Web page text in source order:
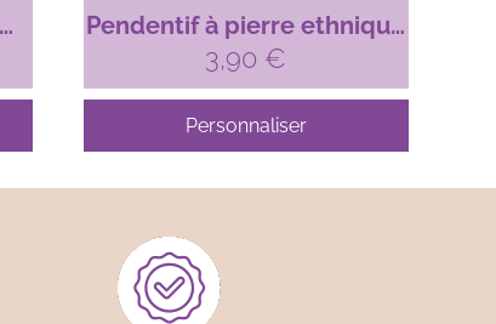
Pendentif à pierre ethnique
en laiton
3,90 €
Personnaliser